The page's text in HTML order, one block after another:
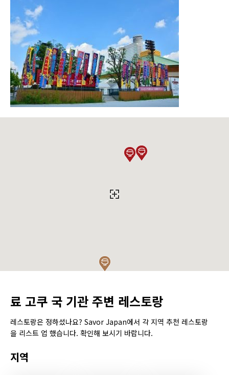
료 고쿠 국 기관 주변 레스토랑
레스토랑은 정하셨나요? Savor Japan에서 각 지역 추천 레스토랑
을 리스트 업 했습니다. 확인해 보시기 바랍니다.
지역